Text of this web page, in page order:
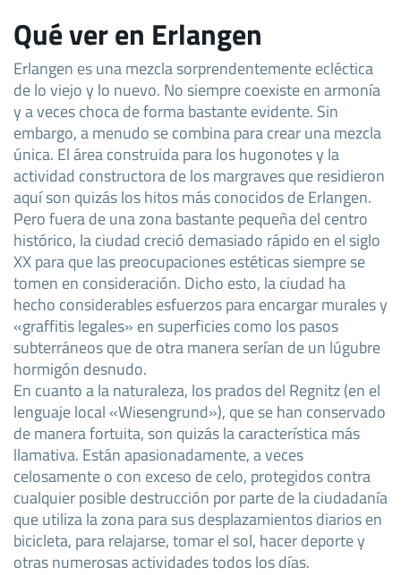
Qué ver en Erlangen
Erlangen es una mezcla sorprendentemente ecléctica
de lo viejo y lo nuevo. No siempre coexiste en armonía
y a veces choca de forma bastante evidente. Sin
embargo, a menudo se combina para crear una mezcla
única. El área construida para los hugonotes y la
actividad constructora de los margraves que residieron
aquí son quizás los hitos más conocidos de Erlangen.
Pero fuera de una zona bastante pequeña del centro
histórico, la ciudad creció demasiado rápido en el siglo
XX para que las preocupaciones estéticas siempre se
tomen en consideración. Dicho esto, la ciudad ha
hecho considerables esfuerzos para encargar murales y
«graffitis legales» en superficies como los pasos
subterráneos que de otra manera serían de un lúgubre
hormigón desnudo.
En cuanto a la naturaleza, los prados del Regnitz (en el
lenguaje local «Wiesengrund»), que se han conservado
de manera fortuita, son quizás la característica más
llamativa. Están apasionadamente, a veces
celosamente o con exceso de celo, protegidos contra
cualquier posible destrucción por parte de la ciudadanía
que utiliza la zona para sus desplazamientos diarios en
bicicleta, para relajarse, tomar el sol, hacer deporte y
otras numerosas actividades todos los días.